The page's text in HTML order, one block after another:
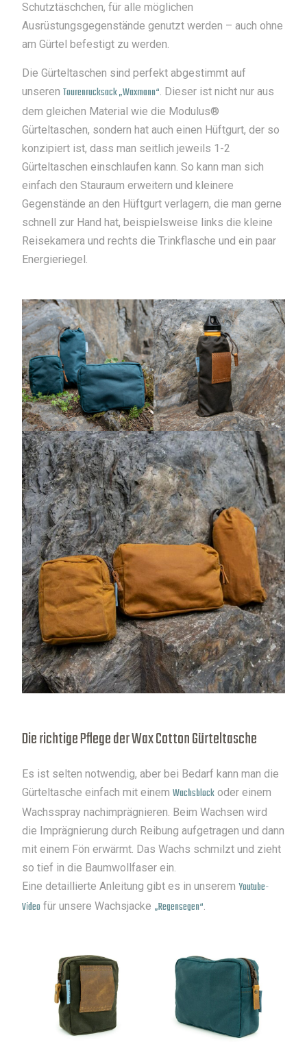
Schutztäschchen, für alle möglichen
Ausrüstungsgegenstände genutzt werden – auch ohne
am Gürtel befestigt zu werden.
Die Gürteltaschen sind perfekt abgestimmt auf
unserenTourenrucksack „Waxmann“. Dieser ist nicht nur aus
dem gleichen Material wie die Modulus®
Gürteltaschen, sondern hat auch einen Hüftgurt, der so
konzipiert ist, dass man seitlich jeweils 1-2
Gürteltaschen einschlaufen kann. So kann man sich
einfach den Stauraum erweitern und kleinere
Gegenstände an den Hüftgurt verlagern, die man gerne
schnell zur Hand hat, beispielsweise links die kleine
Reisekamera und rechts die Trinkflasche und ein paar
Energieriegel.
Die richtige Pflege der Wax Cotton Gürteltasche
Es ist selten notwendig, aber bei Bedarf kann man die
Gürteltasche einfach mit einemWachsblock oder einem
Wachsspray nachimprägnieren. Beim Wachsen wird
die Imprägnierung durch Reibung aufgetragen und dann
mit einem Fön erwärmt. Das Wachs schmilzt und zieht
so tief in die Baumwollfaser ein.
Eine detaillierte Anleitung gibt es in unseremYoutube-
Video für unsere Wachsjacke „Regensegen“.